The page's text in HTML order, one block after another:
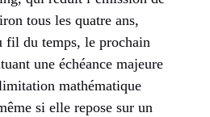
tous les quatre ans,
fil du temps, le prochain
une échéance majeure
mathématique
si elle repose sur un